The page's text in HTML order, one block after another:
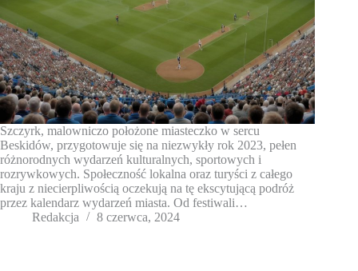
Szczyrk, malowniczo położone miasteczko w sercu
Beskidów, przygotowuje się na niezwykły rok 2023, pełen
różnorodnych wydarzeń kulturalnych, sportowych i
rozrywkowych. Społeczność lokalna oraz turyści z całego
kraju z niecierpliwością oczekują na tę ekscytującą podróż
przez kalendarz wydarzeń miasta. Od festiwali…
Redakcja
8 czerwca, 2024